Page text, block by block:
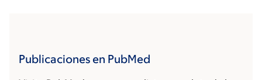
Publicaciones en PubMed